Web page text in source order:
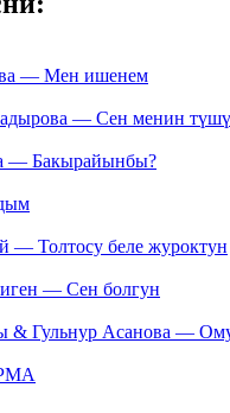
— Мен ишенем
— Сен менин
— Бакырайынбы?
— Толтосу беле журоктун
— Сен болгун
& Гульнур Асанова —